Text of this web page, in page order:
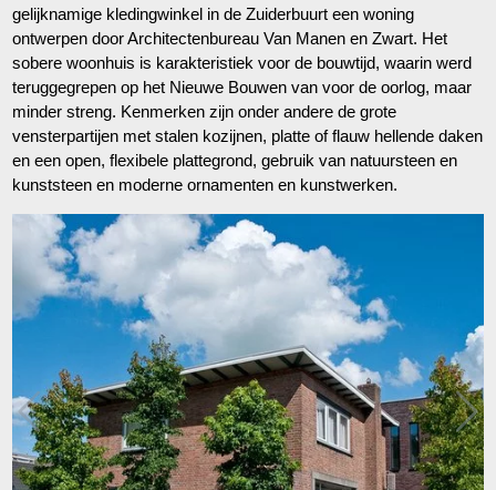
gelijknamige kledingwinkel in de Zuiderbuurt een woning
ontwerpen door Architectenbureau Van Manen en Zwart. Het
sobere woonhuis is karakteristiek voor de bouwtijd, waarin werd
teruggegrepen op het Nieuwe Bouwen van voor de oorlog, maar
minder streng. Kenmerken zijn onder andere de grote
vensterpartijen met stalen kozijnen, platte of flauw hellende daken
en een open, flexibele plattegrond, gebruik van natuursteen en
kunststeen en moderne ornamenten en kunstwerken.